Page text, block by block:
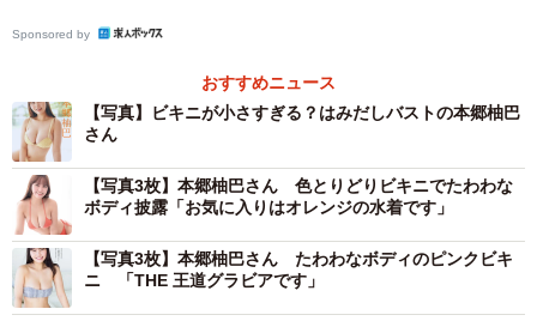
本郷柚巴さん(C)光文社／週刊FLASH 写真◎岡本武志
【本郷柚巴さんプロフィール】
ほんごうゆずは 21歳 2003年1月12日生まれ 大阪府出
身 T157 2015年に「第2回 AKB48グループ ドラフト会
Sponsored by
おすすめニュース
【写真】ビキニが小さすぎる？はみだしバストの本郷柚巴
さん
【写真3枚】本郷柚巴さん 色とりどりビキニでたわわな
ボディ披露「お気に入りはオレンジの水着です」
【写真3枚】本郷柚巴さん たわわなボディのピンクビキ
ニ 「THE 王道グラビアです」